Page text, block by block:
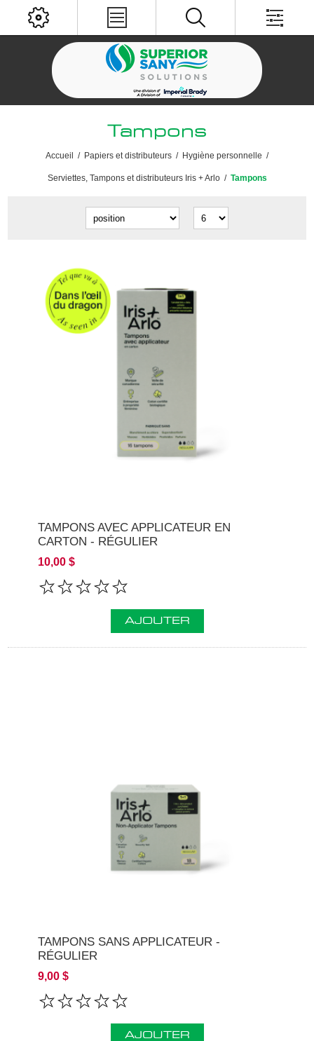
Tampons
Accueil / Papiers et distributeurs / Hygiène personnelle /
Serviettes, Tampons et distributeurs Iris + Arlo / Tampons
TAMPONS AVEC APPLICATEUR EN
CARTON - RÉGULIER
10,00 $
AJOUTER
TAMPONS SANS APPLICATEUR -
RÉGULIER
9,00 $
AJOUTER